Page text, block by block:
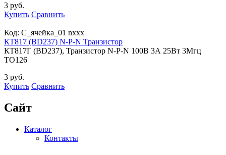
3 руб.
Купить Сравнить
Код: С_ячейка_01 nxxx
КТ817 (BD237) N-P-N Транзистор
КТ817Г (BD237), Транзистор N-P-N 100В 3А 25Вт 3Мгц
TO126
3 руб.
Купить Сравнить
Сайт
Каталог
Контакты